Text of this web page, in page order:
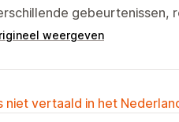
gebeurtenissen,
weergeven
niet vertaald in het